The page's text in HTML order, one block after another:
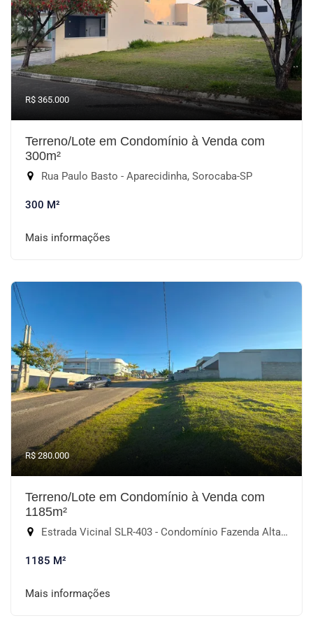
R$ 365.000
Terreno/Lote em Condomínio à Venda com
300m²
Rua Paulo Basto - Aparecidinha, Sorocaba-SP
300 M²
Mais informações
R$ 280.000
Terreno/Lote em Condomínio à Venda com
1185m²
Estrada Vicinal SLR-403 - Condomínio Fazenda Alta Vista, Salto de Pirapora-SP
1185 M²
Mais informações